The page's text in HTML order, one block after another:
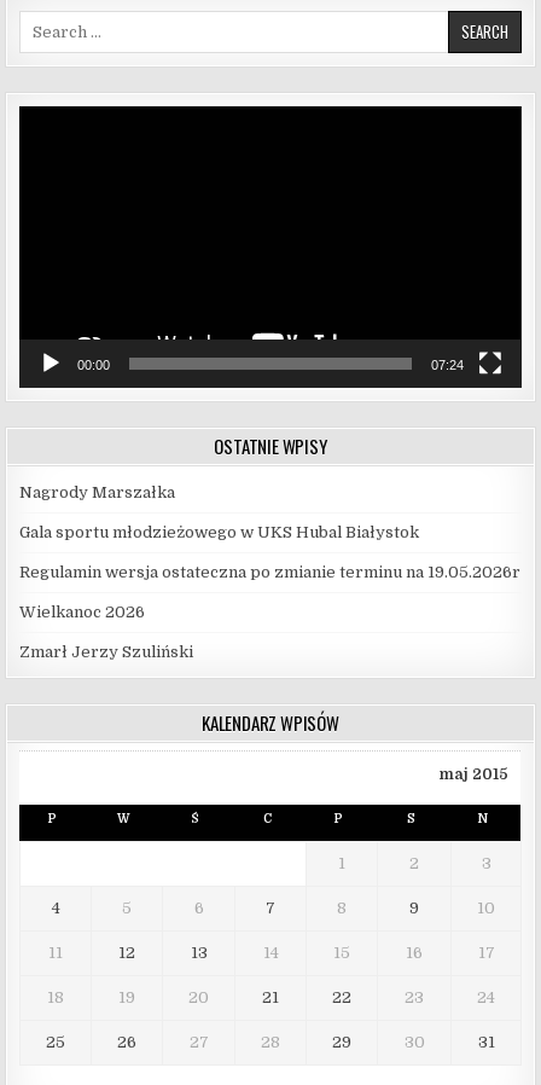
00:00 07:24
OSTATNIE WPISY
Nagrody Marszałka
Gala sportu młodzieżowego w UKS Hubal Białystok
Regulamin wersja ostateczna po zmianie terminu na 19.05.2026r
Wielkanoc 2026
Zmarł Jerzy Szuliński
KALENDARZ WPISÓW
maj 2015
P W Ś C P S N
1 2 3
4 5 6 7 8 9 10
11 12 13 14 15 16 17
18 19 20 21 22 23 24
25 26 27 28 29 30 31